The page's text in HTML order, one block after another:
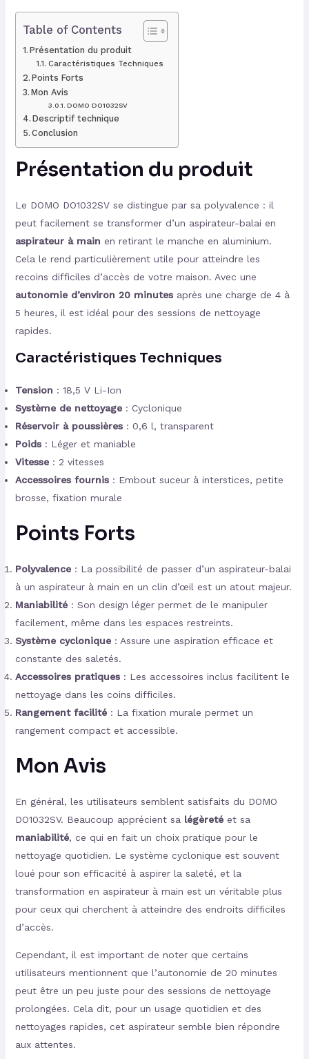
Table of Contents
Présentation du produit
Caractéristiques Techniques
Points Forts
Mon Avis
DOMO DO1032SV
Descriptif technique
Conclusion
Présentation du produit
Le DOMO DO1032SV se distingue par sa polyvalence : il
peut facilement se transformer d’un aspirateur-balai en
aspirateur à main en retirant le manche en aluminium.
Cela le rend particulièrement utile pour atteindre les
recoins difficiles d’accès de votre maison. Avec une
autonomie d’environ 20 minutesaprès une charge de 4 à
5 heures, il est idéal pour des sessions de nettoyage
rapides.
Caractéristiques Techniques
Tension : 18,5 V Li-Ion
Système de nettoyage: Cyclonique
Réservoir à poussières: 0,6 l, transparent
Poids: Léger et maniable
Vitesse: 2 vitesses
Accessoires fournis: Embout suceur à interstices, petite
brosse, fixation murale
Points Forts
Polyvalence: La possibilité de passer d’un aspirateur-balai
à un aspirateur à main en un clin d’œil est un atout majeur.
Maniabilité: Son design léger permet de le manipuler
facilement, même dans les espaces restreints.
Système cyclonique: Assure une aspiration efficace et
constante des saletés.
Accessoires pratiques: Les accessoires inclus facilitent le
nettoyage dans les coins difficiles.
Rangement facilité: La fixation murale permet un
rangement compact et accessible.
Mon Avis
En général, les utilisateurs semblent satisfaits du DOMO
DO1032SV. Beaucoup apprécient sa légèretéet sa
maniabilité, ce qui en fait un choix pratique pour le
nettoyage quotidien. Le système cyclonique est souvent
loué pour son efficacité à aspirer la saleté, et la
transformation en aspirateur à main est un véritable plus
pour ceux qui cherchent à atteindre des endroits difficiles
d’accès.
Cependant, il est important de noter que certains
utilisateurs mentionnent que l’autonomie de 20 minutes
peut être un peu juste pour des sessions de nettoyage
prolongées. Cela dit, pour un usage quotidien et des
nettoyages rapides, cet aspirateur semble bien répondre
aux attentes.